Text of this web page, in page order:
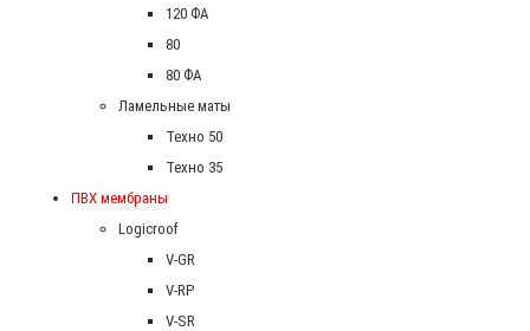
120 ФА
80
80 ФА
Ламельные маты
Техно 50
Техно 35
ПВХ мембраны
Logicroof
V-GR
V-RP
V-SR